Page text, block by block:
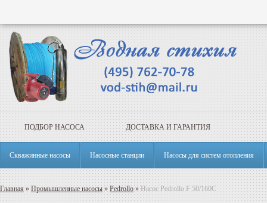
ПОДБОР НАСОСА ДОСТАВКА И ГАРАНТИЯ
Скважинные насосы Насосные станции Насосы для систем отопления
Главная»Промышленные насосы » Pedrollo» Насос Pedrollo F 50/160C